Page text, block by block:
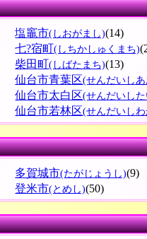
塩竈市(しおがまし)(14)
七?宿町(しちかしゅくまち)
柴田町(しばたまち)(13)
仙台市青葉区(せんだいし
仙台市太白区(せんだいし
仙台市若林区(せんだいし
多賀城市(たがじょうし)
登米市(とめし)(50)